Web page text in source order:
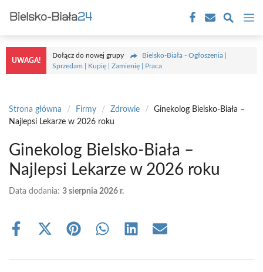
treści
UWAGA!
Dołącz do nowej grupy
Bielsko-Biała - Ogłoszenia |
Sprzedam | Kupię | Zamienię | Praca
Strona główna / Firmy / Zdrowie /
Ginekolog Bielsko-Biała –
Najlepsi Lekarze w 2026 roku
Ginekolog Bielsko-Biała –
Najlepsi Lekarze w 2026 roku
Data dodania: 3 sierpnia 2026 r.
Share
Share
(Twitter)
Share Share Share Share